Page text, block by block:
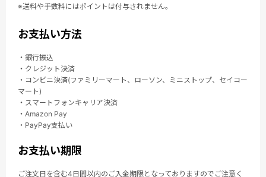
※送料や手数料にはポイントは付与されません。
お支払い方法
・銀行振込
・クレジット決済
・コンビニ決済(ファミリーマート、ローソン、ミニストップ、セイコー
マート)
・スマートフォンキャリア決済
・Amazon Pay
・PayPay支払い
お支払い期限
ご注文日を含む4日間以内のご入金期限となっておりますのでご注意く